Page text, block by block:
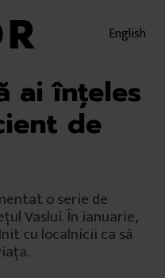
English
ai înțeles
de
o serie de
Vaslui. În ianuarie,
cu localnicii ca să